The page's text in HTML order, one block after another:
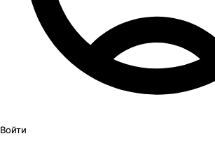
Войти